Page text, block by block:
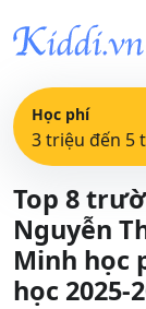
Học phí
3 triệu đến 5
Top 8
Nguyễn
Minh học
học 2025-